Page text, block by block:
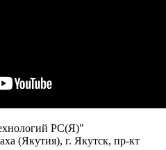
РС(Я)"
(Якутия), г. Якутск, пр-кт